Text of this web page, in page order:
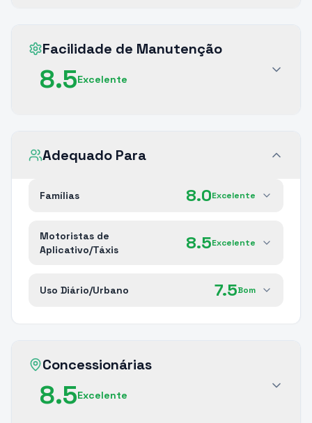
Facilidade de Manutenção
8.5Excelente
Adequado Para
Famílias 8.0Excelente
Motoristas de
Aplicativo/Táxis
8.5Excelente
Uso Diário/Urbano 7.5Bom
Concessionárias
8.5Excelente